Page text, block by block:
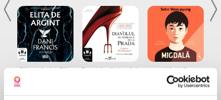
Elita de Argint (Elita
Diavolul se îmbracă de
Migdală
Sohn Won-pyung